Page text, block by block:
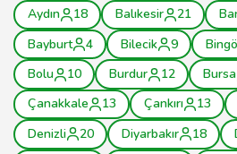
Aydın 18 Balıkesir 21
Bayburt
4 Bilecik 9
Bolu
10 Burdur 12 Bursa
Çanakkale
13 Çankırı 13
Denizli
20 Diyarbakır 18